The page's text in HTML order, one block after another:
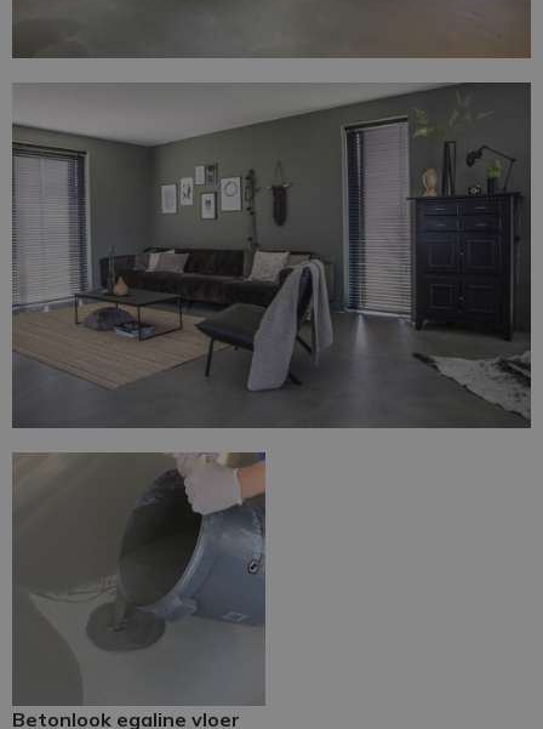
Betonlook egaline vloer